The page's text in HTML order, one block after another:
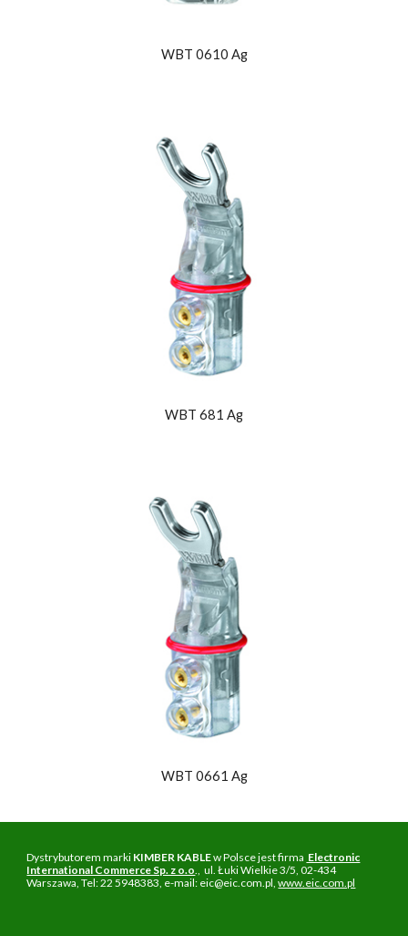
WBT 0610 Ag
WBT 681 Ag
WBT 0661 Ag
Dystrybutorem marki KIMBER KABLEw Polsce jest firma Electronic
International Commerce Sp. z o.o., ul. Łuki Wielkie 3/5, 02-434
Warszawa, Tel: 22 5948383, e-mail: eic@eic.com.pl,www.eic.com.pl